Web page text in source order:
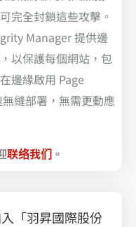
完全封鎖這些攻擊。
Manager 提供邊
以保護每個網站，包
邊緣啟用 Page
縫部署，無需更動應
联络我们 。
「羽昇國際股份